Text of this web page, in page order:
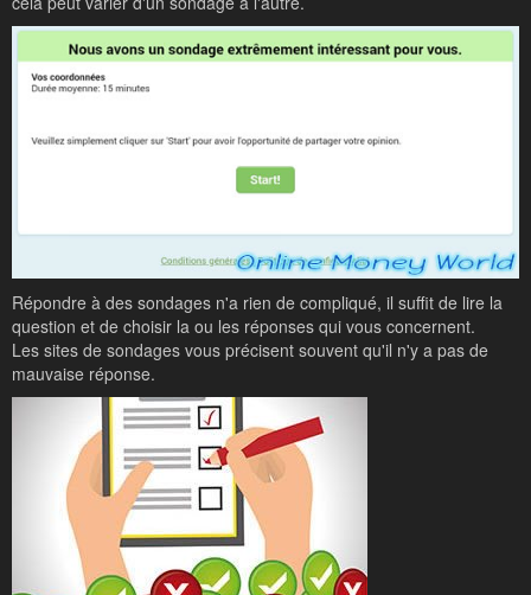
Répondre à des sondages n'a rien de compliqué, il suffit de lire la
question et de choisir la ou les réponses qui vous concernent.
Les sites de sondages vous précisent souvent qu'il n'y a pas de
mauvaise réponse.